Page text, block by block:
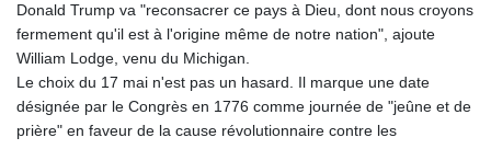
Donald Trump va "reconsacrer ce pays à Dieu, dont nous croyons
fermement qu'il est à l'origine même de notre nation", ajoute
William Lodge, venu du Michigan.
Le choix du 17 mai n'est pas un hasard. Il marque une date
désignée par le Congrès en 1776 comme journée de "jeûne et de
prière" en faveur de la cause révolutionnaire contre les